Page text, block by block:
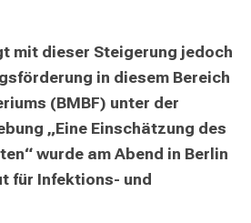
mit dieser Steigerung jedoch
in diesem Bereich
(BMBF) unter der
„Eine Einschätzung des
wurde am Abend in Berlin
für Infektions- und